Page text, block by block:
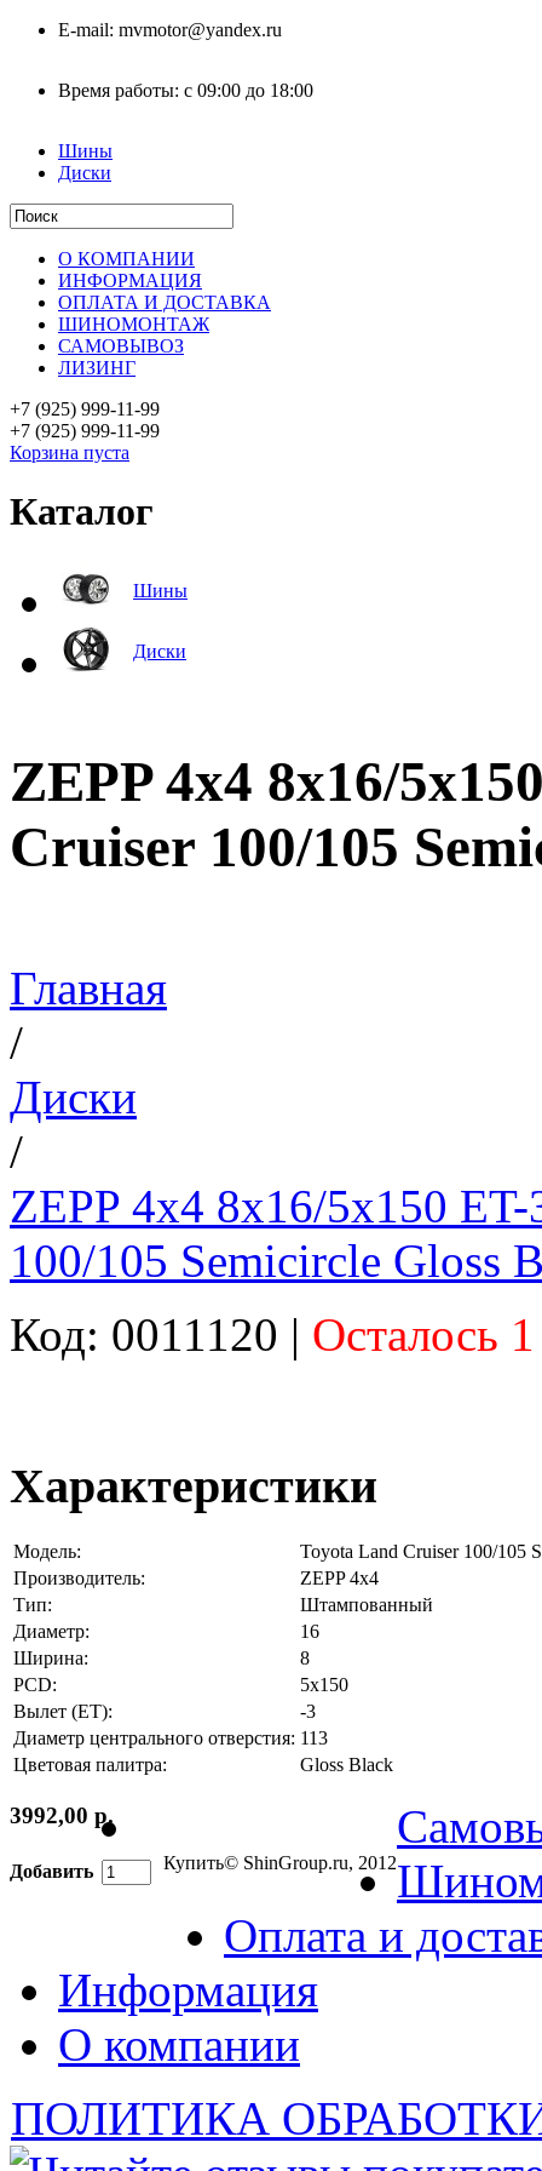
E-mail: mvmotor@yandex.ru
Время работы: с 09:00 до 18:00
Шины
Диски
О КОМПАНИИ
ИНФОРМАЦИЯ
ОПЛАТА И ДОСТАВКА
ШИНОМОНТАЖ
САМОВЫВОЗ
ЛИЗИНГ
+7 (925) 999-11-99
+7 (925) 999-11-99
Корзина пуста
Каталог
Шины
Диски
ZEPP 4x4 8x16/
Cruiser 100/105
Главная
/
Диски
/
ZEPP 4x4 8x16/5x150
100/105 Semicircle Gloss
Код: 0011120 | Осталось
Характеристики
Модель:
Toyota Land Cruiser 100/105
Производитель:
ZEPP 4x4
Тип:
Штампованный
Диаметр:
16
Ширина:
8
PCD:
5x150
Вылет (ET):
-3
Диаметр центрального отверстия: 113
Цветовая палитра:
Gloss Black
3992,00 р.
Добавить Купить© ShinGroup.ru, 2012
Оплата и
Информация
О компании
ПОЛИТИКА